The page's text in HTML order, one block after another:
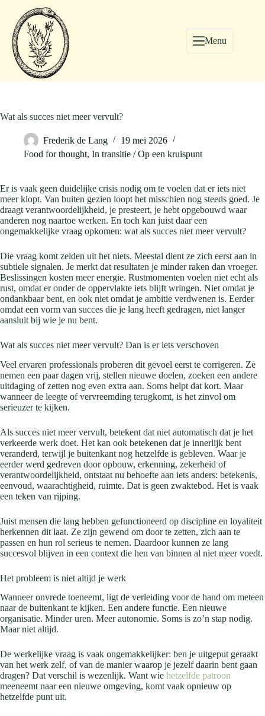
Menu
Wat als succes niet meer vervult?
Frederik de Lang
19 mei 2026
Food for thought, In transitie / Op een kruispunt
Er is vaak geen duidelijke crisis nodig om te voelen dat er iets niet
meer klopt. Van buiten gezien loopt het misschien nog steeds goed. Je
draagt verantwoordelijkheid, je presteert, je hebt opgebouwd waar
anderen nog naartoe werken. En toch kan juist daar een
ongemakkelijke vraag opkomen: wat als succes niet meer vervult?
Die vraag komt zelden uit het niets. Meestal dient ze zich eerst aan in
subtiele signalen. Je merkt dat resultaten je minder raken dan vroeger.
Beslissingen kosten meer energie. Rustmomenten voelen niet echt als
rust, omdat er onder de oppervlakte iets blijft wringen. Niet omdat je
ondankbaar bent, en ook niet omdat je ambitie verdwenen is. Eerder
omdat een vorm van succes die je lang heeft gedragen, niet langer
aansluit bij wie je nu bent.
Wat als succes niet meer vervult? Dan is er iets verschoven
Veel ervaren professionals proberen dit gevoel eerst te corrigeren. Ze
nemen een paar dagen vrij, stellen nieuwe doelen, zoeken een andere
uitdaging of zetten nog even extra aan. Soms helpt dat kort. Maar
wanneer de leegte of vervreemding terugkomt, is het zinvol om
serieuzer te kijken.
Als succes niet meer vervult, betekent dat niet automatisch dat je het
verkeerde werk doet. Het kan ook betekenen dat je innerlijk bent
veranderd, terwijl je buitenkant nog hetzelfde is gebleven. Waar je
eerder werd gedreven door opbouw, erkenning, zekerheid of
verantwoordelijkheid, ontstaat nu behoefte aan iets anders: betekenis,
eenvoud, waarachtigheid, ruimte. Dat is geen zwaktebod. Het is vaak
een teken van rijping.
Juist mensen die lang hebben gefunctioneerd op discipline en loyaliteit
herkennen dit laat. Ze zijn gewend om door te zetten, zich aan te
passen en hun rol serieus te nemen. Daardoor kunnen ze lang
succesvol blijven in een context die hen van binnen al niet meer voedt.
Het probleem is niet altijd je werk
Wanneer onvrede toeneemt, ligt de verleiding voor de hand om meteen
naar de buitenkant te kijken. Een andere functie. Een nieuwe
organisatie. Minder uren. Meer autonomie. Soms is zo’n stap nodig.
Maar niet altijd.
De werkelijke vraag is vaak ongemakkelijker: ben je uitgeput geraakt
van het werk zelf, of van de manier waarop je jezelf daarin bent gaan
dragen? Dat verschil is wezenlijk. Want wie hetzelfde patroon
meeneemt naar een nieuwe omgeving, komt vaak opnieuw op
hetzelfde punt uit.